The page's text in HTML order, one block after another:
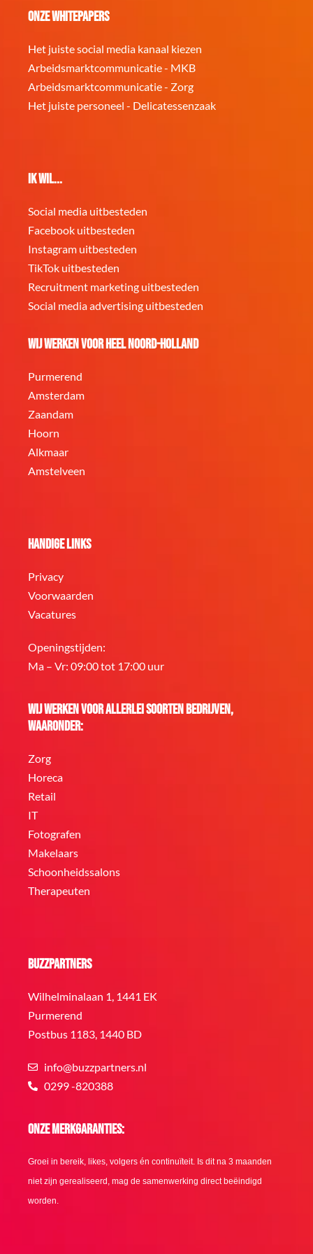
Onze whitepapers
Het juiste social media kanaal kiezen
Arbeidsmarktcommunicatie - MKB
Arbeidsmarktcommunicatie - Zorg
Het juiste personeel - Delicatessenzaak
Ik wil...
Social media uitbesteden
Facebook uitbesteden
Instagram uitbesteden
TikTok uitbesteden
Recruitment marketing uitbesteden
Social media advertising uitbesteden
Wij werken voor heel Noord-Holland
Purmerend
Amsterdam
Zaandam
Hoorn
Alkmaar
Amstelveen
Handige links
Privacy
Voorwaarden
Vacatures
Openingstijden:
Ma – Vr: 09:00 tot 17:00 uur
Wij werken voor allerlei soorten bedrijven,
waaronder:
Zorg
Horeca
Retail
IT
Fotografen
Makelaars
Schoonheidssalons
Therapeuten
BuzzPartners
Wilhelminalaan 1, 1441 EK
Purmerend
Postbus 1183, 1440 BD
info@buzzpartners.nl
0299 -820388
Onze merkgaranties:
Groei in bereik, likes, volgers én continuïteit. Is dit na 3 maanden
niet zijn gerealiseerd, mag de samenwerking direct beëindigd
worden.